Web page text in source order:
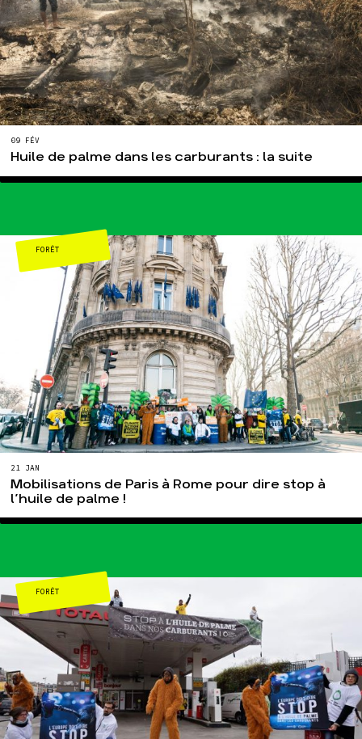
09 FÉV
Huile de palme dans les carburants : la suite
FORÊT
21 JAN
Mobilisations de Paris à Rome pour dire stop à
l’huile de palme !
FORÊT